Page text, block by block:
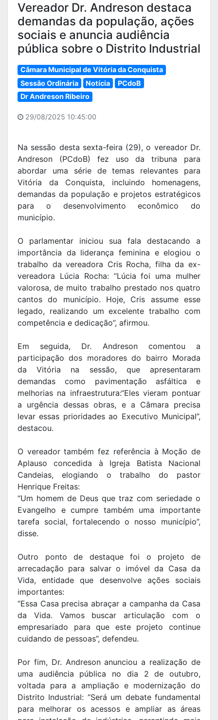
Vereador Dr. Andreson destaca
demandas da população, ações
sociais e anuncia audiência
pública sobre o Distrito Industrial
Câmara Municipal de Vitória da Conquista
Sessão Ordinária
Notícia
PCdoB
Dr Andreson Ribeiro
29/08/2025 10:45:00
Na sessão desta sexta-feira (29), o vereador Dr.
Andreson (PCdoB) fez uso da tribuna para
abordar uma série de temas relevantes para
Vitória da Conquista, incluindo homenagens,
demandas da população e projetos estratégicos
para o desenvolvimento econômico do
município.
O parlamentar iniciou sua fala destacando a
importância da liderança feminina e elogiou o
trabalho da vereadora Cris Rocha, filha da ex-
vereadora Lúcia Rocha: “Lúcia foi uma mulher
valorosa, de muito trabalho prestado nos quatro
cantos do município. Hoje, Cris assume esse
legado, realizando um excelente trabalho com
competência e dedicação”, afirmou.
Em seguida, Dr. Andreson comentou a
participação dos moradores do bairro Morada
da Vitória na sessão, que apresentaram
demandas como pavimentação asfáltica e
melhorias na infraestrutura:“Eles vieram pontuar
a urgência dessas obras, e a Câmara precisa
levar essas prioridades ao Executivo Municipal”,
destacou.
O vereador também fez referência à Moção de
Aplauso concedida à Igreja Batista Nacional
Candeias, elogiando o trabalho do pastor
Henrique Freitas:
“Um homem de Deus que traz com seriedade o
Evangelho e cumpre também uma importante
tarefa social, fortalecendo o nosso município”,
disse.
Outro ponto de destaque foi o projeto de
arrecadação para salvar o imóvel da Casa da
Vida, entidade que desenvolve ações sociais
importantes:
“Essa Casa precisa abraçar a campanha da Casa
da Vida. Vamos buscar articulação com o
empresariado para que este projeto continue
cuidando de pessoas”, defendeu.
Por fim, Dr. Andreson anunciou a realização de
uma audiência pública no dia 2 de outubro,
voltada para a ampliação e modernização do
Distrito Industrial: “Será um debate fundamental
para melhorar os acessos e ampliar as áreas